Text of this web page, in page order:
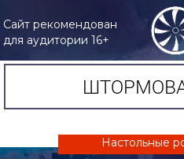
Сайт рекомендован
для аудитории 16+
Настольные